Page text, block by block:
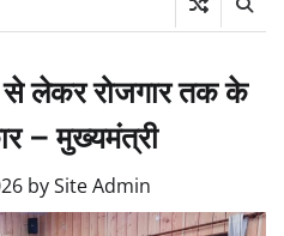
से लेकर रोजगार तक के
– मुख्यमंत्री
bySite Admin